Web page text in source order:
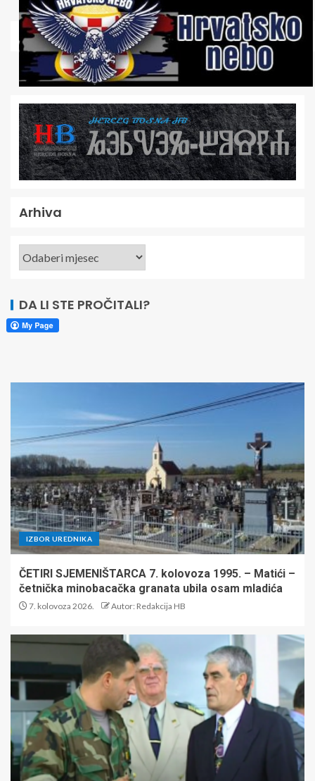
Arhiva
DA LI STE PROČITALI?
IZBOR UREDNIKA
ČETIRI SJEMENIŠTARCA 7. kolovoza 1995. – Matići –
četnička minobacačka granata ubila osam mladića
7. kolovoza 2026. Autor: Redakcija HB